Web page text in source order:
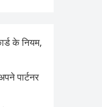
के नियम,
पार्टनर